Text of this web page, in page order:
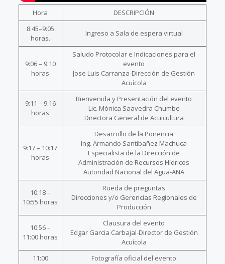
Hora
DESCRIPCIÓN
8:45–9:05
horas.
Ingreso a Sala de espera virtual
9:06 – 9:10
horas
Saludo Protocolar e Indicaciones para el
evento
Jose Luis Carranza-Dirección de Gestión
Acuícola
9:11 – 9:16
horas
Bienvenida y Presentación del evento
Lic. Mónica Saavedra Chumbe
Directora General de Acuicultura
9:17 – 10:17
horas
Desarrollo de la Ponencia
Ing. Armando Santibañez Machuca
Especialista de la Dirección de
Administración de Recursos Hídricos
Autoridad Nacional del Agua-ANA
10:18 –
10:55 horas
Rueda de preguntas
Direcciones y/o Gerencias Regionales de
Producción
10:56 –
11:00 horas
Clausura del evento
Edgar Garcia Carbajal-Director de Gestión
Acuícola
11:00
Fotografía oficial del evento